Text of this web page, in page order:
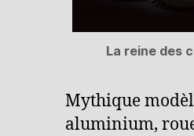
La reine des
Mythique
aluminium,